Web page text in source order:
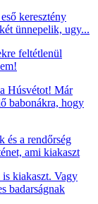
keresztény
ünnepelik, ugy...
feltétlenül
Húsvétot! Már
babonákra, hogy
és a rendőrség
ami kiakaszt
kiakaszt. Vagy
badarságnak